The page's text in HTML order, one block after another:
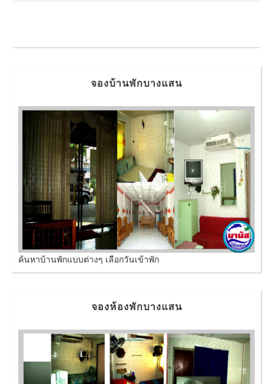
จองบ้านพักบางแสน
ค้นหาบ้านพักแบบต่างๆ เลือกวันเข้าพัก
จองห้องพักบางแสน